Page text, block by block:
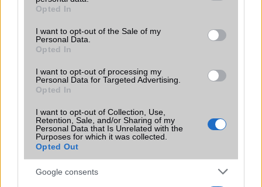
grant or deny consent to Google and its third-party tags to
use your data for below specified purposes in below Google
consent section.
Opted In
I want to opt-out of the Sale of my
Personal Data.
Opted In
I want to opt-out of processing my
Personal Data for Targeted Advertising.
Opted In
I want to opt-out of Collection, Use,
Retention, Sale, and/or Sharing of my
Personal Data that Is Unrelated with the
Purposes for which it was collected.
Opted Out
Google consents
Motorola
Samsung
Xiaomi
ZTE